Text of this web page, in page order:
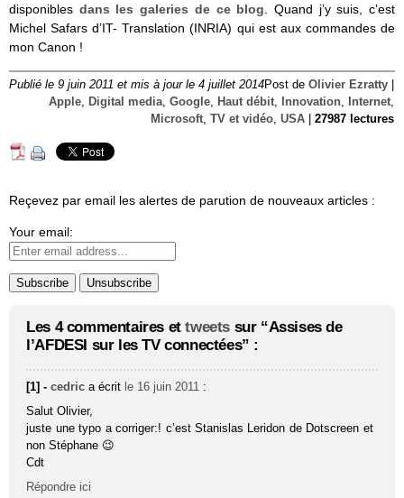
disponibles dans les galeries de ce blog . Quand j’y suis, c’est
Michel Safars d’IT- Translation (INRIA) qui est aux commandes de
mon Canon !
Publié le 9 juin 2011 et mis à jour le 4 juillet 2014Post de Olivier Ezratty
Apple
Digital media Google Haut débit Innovation Internet
Microsoft TV et vidéo USA 27987 lectures
Reçevez par email les alertes de parution de nouveaux articles :
Your email:
Les 4 commentaires ettweets sur “Assises de
l’AFDESI sur les TV connectées” :
[1] -cedric a écrit le 16 juin 2011 :
Salut Olivier,
juste une typo a corriger:! c’est Stanislas Leridon de Dotscreen et
non Stéphane 😉
Cdt
Répondre ici